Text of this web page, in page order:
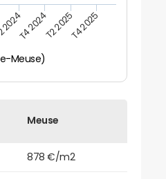
Meuse)
T4 2024T2 2025T4 2025
Meuse
878 €/m2